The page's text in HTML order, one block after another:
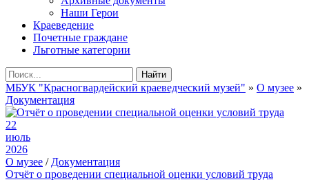
Наши Герои
Краеведение
Почетные граждане
Льготные категории
Найти
МБУК "Красногвардейский краеведческий музей" » О музее »
Документация
22
июль
2026
О музее / Документация
Отчёт о проведении специальной оценки условий труда